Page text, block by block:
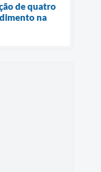
de quatro
na